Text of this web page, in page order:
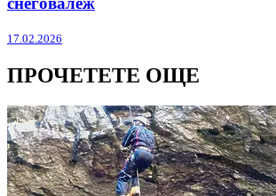
17.02.2026
ПРОЧЕТЕТЕ ОЩЕ